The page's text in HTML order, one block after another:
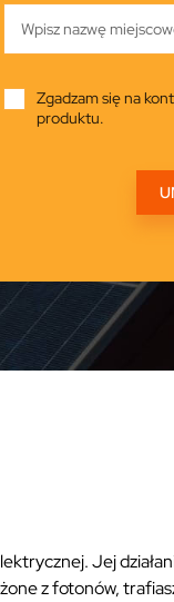
Zgadzam się na
produktu.
Jej
z fotonów,